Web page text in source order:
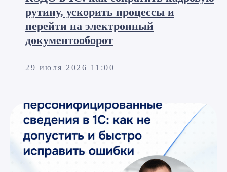
рутину, ускорить процессы и
перейти на электронный
документооборот
29 июля 2026 11:00